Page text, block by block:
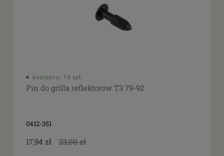
dostępne: 13 szt.
Pin do grilla reflektorów T3 79-92
0412-351
17,94 zł 23,00 zł